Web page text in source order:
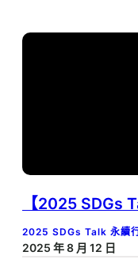
【2025 SDGs
2025 SDGs Talk 永續
2025 年 8 月 12 日